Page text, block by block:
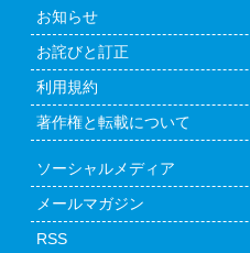
お知らせ
お詫びと訂正
利用規約
著作権と転載について
ソーシャルメディア
メールマガジン
RSS